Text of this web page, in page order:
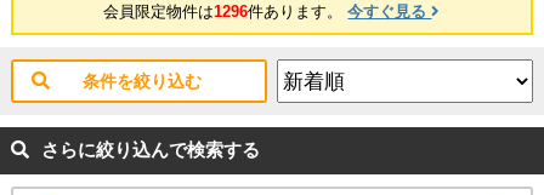
会員限定物件は1296件あります。今すぐ見る
条件を絞り込む
さらに絞り込んで検索する